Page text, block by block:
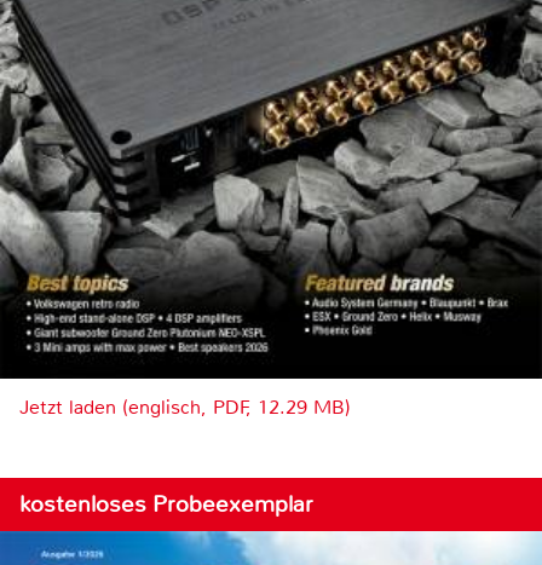
Jetzt laden (englisch, PDF, 12.29 MB)
kostenloses Probeexemplar